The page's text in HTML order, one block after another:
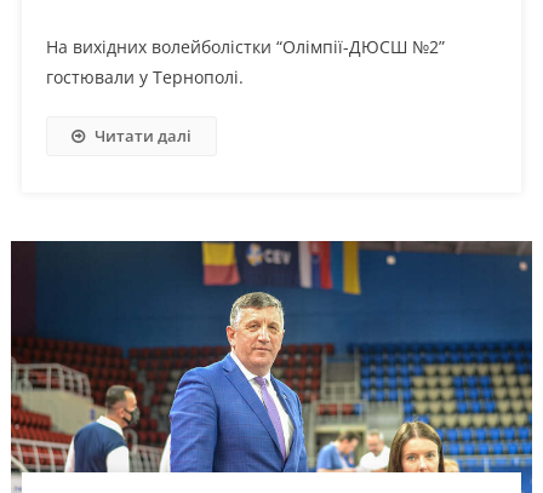
На вихідних волейболістки “Олімпії-ДЮСШ №2”
гостювали у Тернополі.
Читати далі